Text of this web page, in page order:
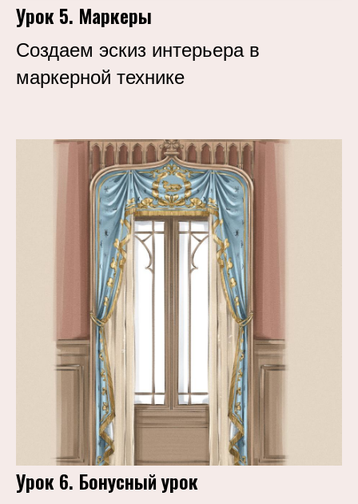
Урок 5. Маркеры
Создаем эскиз интерьера в
маркерной технике
Урок 6. Бонусный урок